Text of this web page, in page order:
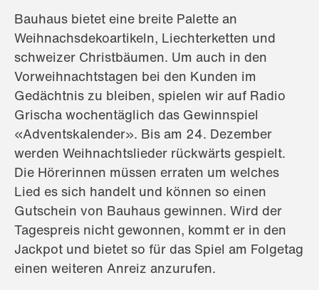
Bauhaus bietet eine breite Palette an
Weihnachsdekoartikeln, Liechterketten und
schweizer Christbäumen. Um auch in den
Vorweihnachtstagen bei den Kunden im
Gedächtnis zu bleiben, spielen wir auf Radio
Grischa wochentäglich das Gewinnspiel
«Adventskalender». Bis am 24. Dezember
werden Weihnachtslieder rückwärts gespielt.
Die Hörerinnen müssen erraten um welches
Lied es sich handelt und können so einen
Gutschein von Bauhaus gewinnen. Wird der
Tagespreis nicht gewonnen, kommt er in den
Jackpot und bietet so für das Spiel am Folgetag
einen weiteren Anreiz anzurufen.